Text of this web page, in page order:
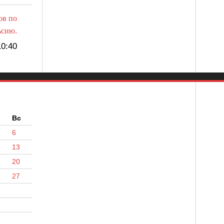
по
Вс
6
13
20
27